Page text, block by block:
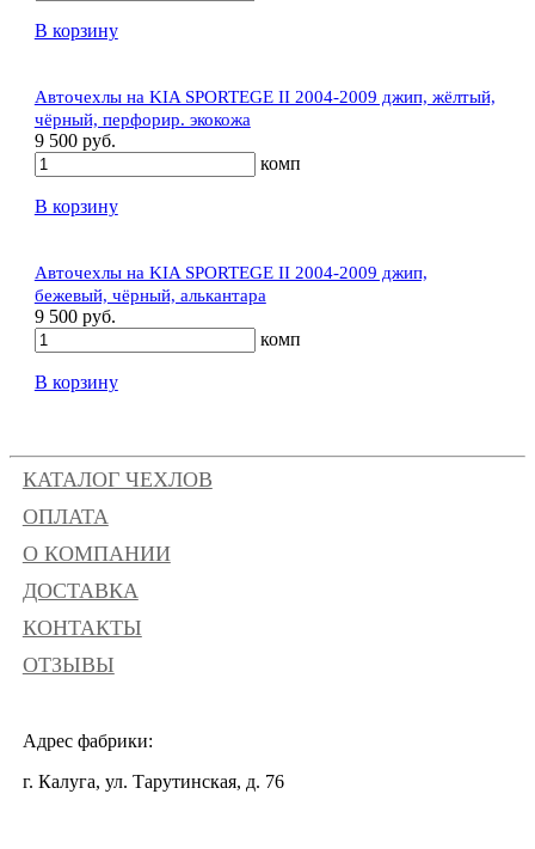
В корзину
Авточехлы на KIA SPORTEGE II 2004-2009 джип, жёлтый,
чёрный, перфорир. экокожа
9 500 руб.
комп
В корзину
Авточехлы на KIA SPORTEGE II 2004-2009 джип,
бежевый, чёрный, алькантара
9 500 руб.
комп
В корзину
КАТАЛОГ ЧЕХЛОВ
ОПЛАТА
О КОМПАНИИ
ДОСТАВКА
КОНТАКТЫ
ОТЗЫВЫ
Адрес фабрики:
г. Калуга, ул. Тарутинская, д. 76